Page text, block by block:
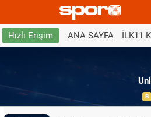
Hızlı Erişim ANA SAYFA İLK11
B